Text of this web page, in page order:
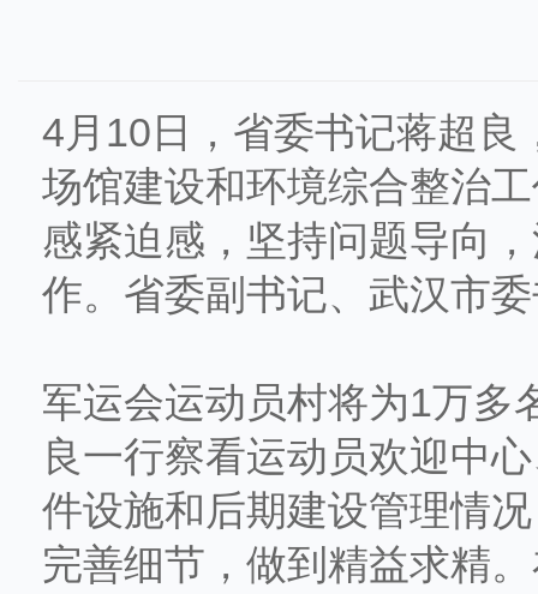
4月10日，省委书记蒋超
场馆建设和环境综合整治
感紧迫感，坚持问题导向
作。省委副书记、武汉市
军运会运动员村将为1万多
良一行察看运动员欢迎中
件设施和后期建设管理情
完善细节，做到精益求精